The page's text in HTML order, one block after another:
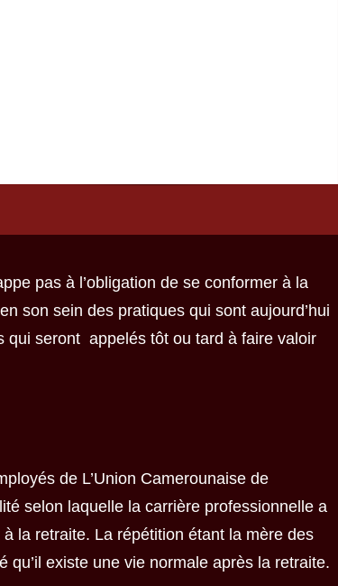
pas à l’obligation de se conformer à la
son sein des pratiques qui sont aujourd’hui
qui seront appelés tôt ou tard à faire valoir
de L’Union Camerounaise de
selon laquelle la carrière professionnelle a
à la retraite. La répétition étant la mère des
qu’il existe une vie normale après la retraite.